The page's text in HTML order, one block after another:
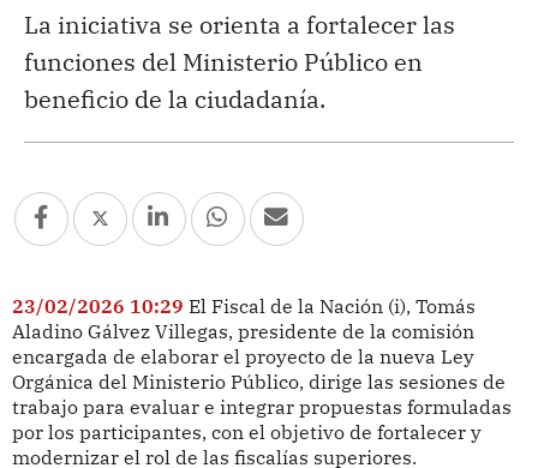
La iniciativa se orienta a fortalecer las
funciones del Ministerio Público en
beneficio de la ciudadanía.
23/02/2026 10:29 El Fiscal de la Nación (i), Tomás
Aladino Gálvez Villegas, presidente de la comisión
encargada de elaborar el proyecto de la nueva Ley
Orgánica del Ministerio Público, dirige las sesiones de
trabajo para evaluar e integrar propuestas formuladas
por los participantes, con el objetivo de fortalecer y
modernizar el rol de las fiscalías superiores.